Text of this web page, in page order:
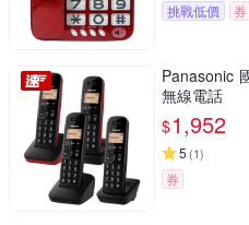
挑戰低價 券
Panasonic
無線電話
$1,952
5 (1)
券